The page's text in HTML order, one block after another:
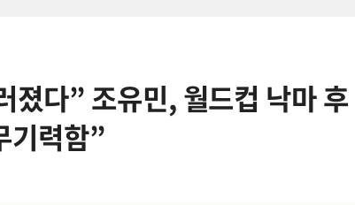
졌다” 조유민, 월드컵 낙마
기력함”